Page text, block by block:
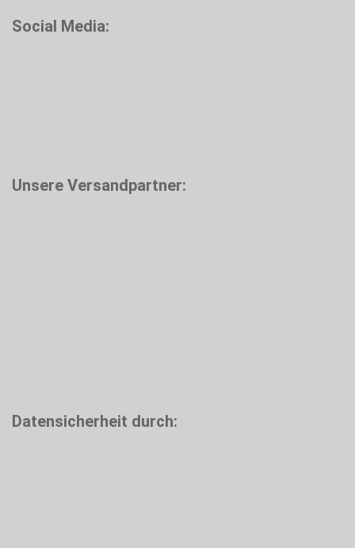
Social Media:
Unsere Versandpartner:
Datensicherheit durch: